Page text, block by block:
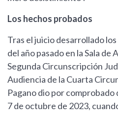
Los hechos probados
Tras el juicio desarrollado
del año pasado en la Sala de
Segunda Circunscripción
Audiencia de la Cuarta
Pagano dio por comprobado
7 de octubre de 2023,